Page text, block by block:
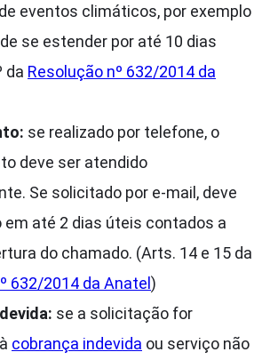
eventos climáticos, por exemplo
se estender por até 10 dias
da Resolução nº 632/2014 da
se realizado por telefone, o
deve ser atendido
Se solicitado por e-mail, deve
em até 2 dias úteis contados a
do chamado. (Arts. 14 e 15 da
632/2014 da Anatel )
se a solicitação for
cobrança indevida ou serviço não